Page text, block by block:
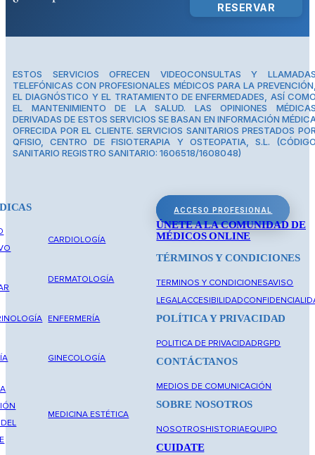
RESERVAR
ESTOS SERVICIOS OFRECEN VIDEOCONSULTAS Y
TELEFÓNICAS CON PROFESIONALES MÉDICOS PARA LA
EL DIAGNÓSTICO Y EL TRATAMIENTO DE ENFERMEDADES, ASÍ
EL MANTENIMIENTO DE LA SALUD. LAS OPINIONES
DERIVADAS DE ESTOS SERVICIOS SE BASAN EN INFORMACIÓN
OFRECIDA POR EL CLIENTE. SERVICIOS SANITARIOS PRESTADOS
QFISIO, CENTRO DE FISIOTERAPIA Y OSTEOPATIA, S.L.
SANITARIO REGISTRO SANITARIO: 1606518/1608048)
CARDIOLOGÍA
DERMATOLOGÍA
ENFERMERÍA
GINECOLOGÍA
MEDICINA ESTÉTICA
ACCESO PROFESIONAL
ÚNETE A LA COMUNIDAD DE
MÉDICOS ONLINE
TÉRMINOS Y CONDICIONES
TERMINOS Y CONDICIONESAVISO
LEGALACCESIBILIDAD
POLÍTICA Y PRIVACIDAD
POLITICA DE PRIVACIDADRGPD
CONTÁCTANOS
MEDIOS DE COMUNICACIÓN
SOBRE NOSOTROS
NOSOTROSHISTORIAEQUIPO
CUIDATE